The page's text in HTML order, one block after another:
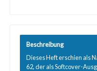
Beschreibung
Dieses Heft erschien als
62, der als Softcover-